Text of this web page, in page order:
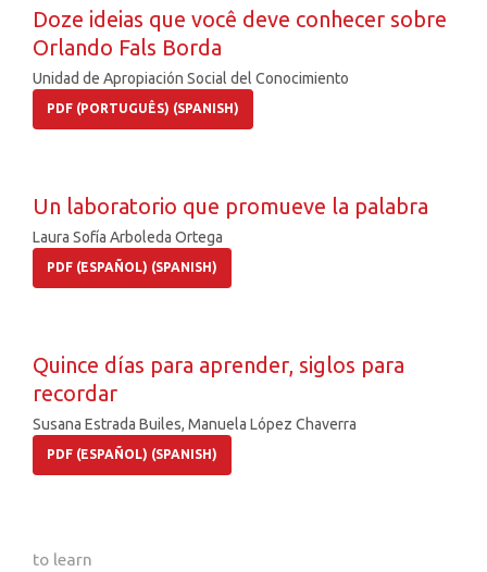
Doze ideias que você deve conhecer sobre
Orlando Fals Borda
Unidad de Apropiación Social del Conocimiento
PDF (PORTUGUÊS) (SPANISH)
Un laboratorio que promueve la palabra
Laura Sofía Arboleda Ortega
PDF (ESPAÑOL) (SPANISH)
Quince días para aprender, siglos para
recordar
Susana Estrada Builes, Manuela López Chaverra
PDF (ESPAÑOL) (SPANISH)
to learn